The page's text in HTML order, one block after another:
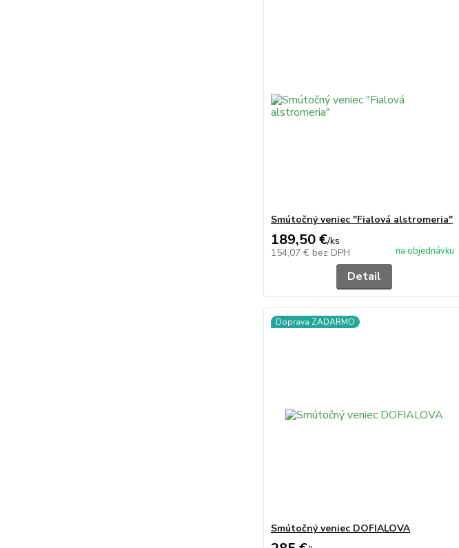
Smútočný veniec "Fialová alstromeria"
189,50 €/ks
154,07 € bez DPH na objednávku
Detail
Doprava ZADARMO
Smútočný veniec DOFIALOVA